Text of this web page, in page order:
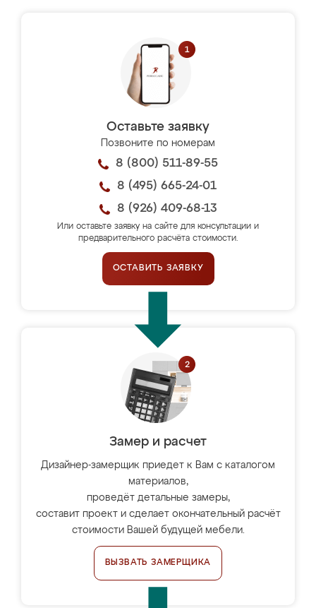
Оставьте заявку
Позвоните по номерам
8 (800) 511-89-55
8 (495) 665-24-01
8 (926) 409-68-13
Или оставьте заявку на сайте для консультации и
предварительного расчёта стоимости.
ОСТАВИТЬ ЗАЯВКУ
Замер и расчет
Дизайнер-замерщик приедет к Вам с каталогом
материалов,
проведёт детальные замеры,
составит проект и сделает окончательный расчёт
стоимости Вашей будущей мебели.
ВЫЗВАТЬ ЗАМЕРЩИКА